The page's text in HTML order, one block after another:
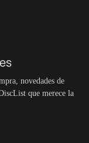
novedades de
que merece la